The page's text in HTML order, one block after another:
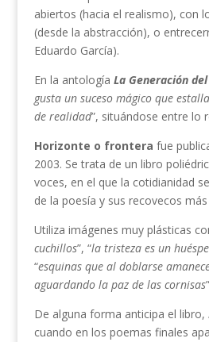
abiertos (hacia el realismo), con
(desde la abstracción), o
Eduardo García).
En la antología La Generación
gusta un suceso mágico que
de realidad”, situándose entre lo
Horizonte o frontera fue
2003. Se trata de un libro
voces, en el que la cotidianidad
de la poesía y sus recovecos
Utiliza imágenes muy plásticas
cuchillos”, “la tristeza es un
“esquinas que al doblarse
aguardando la paz de las cornisas
De alguna forma anticipa el libro,
cuando en los poemas finales